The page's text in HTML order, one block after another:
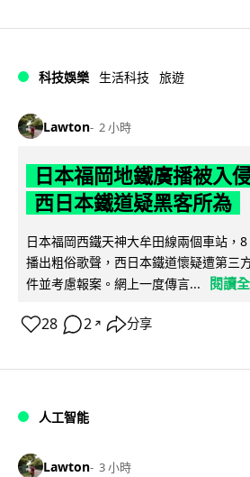
科技娛樂 生活科技 旅遊
Lawton 2 小時
日本福岡地鐵廣播被入
西日本鐵道疑黑客所為
日本福岡西鐵天神大牟田線兩個車站，
播出粗俗歌聲，西日本鐵道懷疑遭第三
件並考慮報案。網上一度傳言...
閱讀
28 2 ↗ 分享
人工智能
Lawton 3 小時